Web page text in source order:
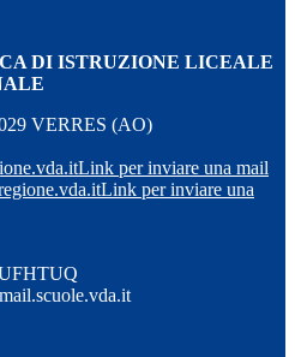
DI ISTRUZIONE LICEALE
VERRES (AO)
Link per inviare una mail
Link per inviare una